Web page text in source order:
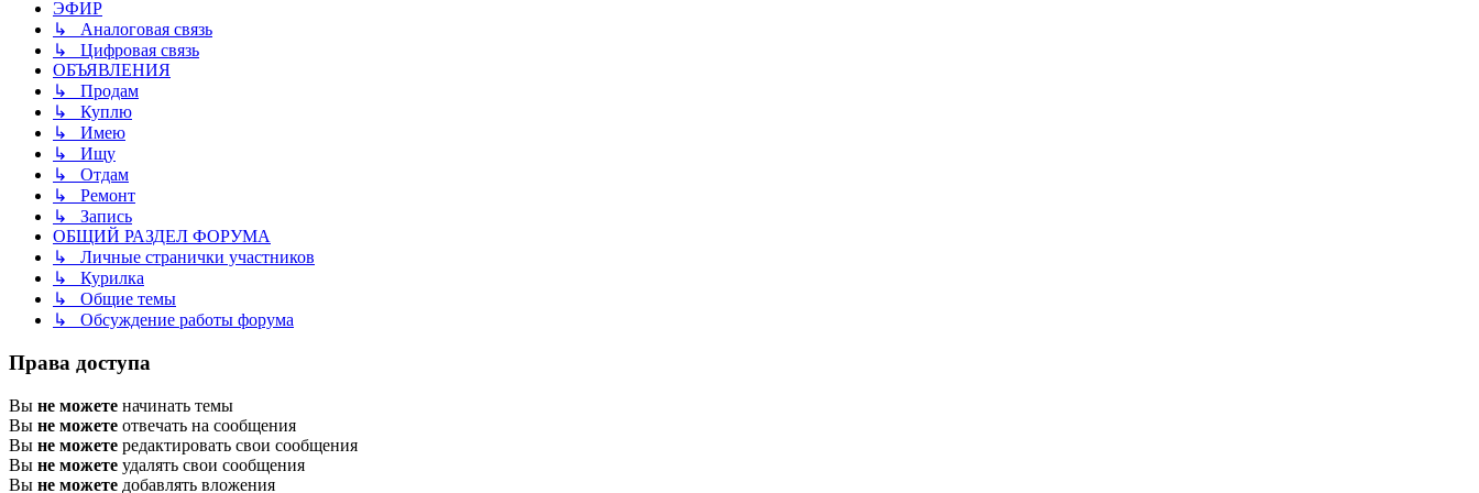
ЭФИР
↳ Аналоговая связь
↳ Цифровая связь
ОБЪЯВЛЕНИЯ
↳ Продам
↳ Куплю
↳ Имею
↳ Ищу
↳ Отдам
↳ Ремонт
↳ Запись
ОБЩИЙ РАЗДЕЛ ФОРУМА
↳ Личные странички участников
↳ Курилка
↳ Общие темы
↳ Обсуждение работы форума
Права доступа
Вы не можете начинать темы
Вы не можете отвечать на сообщения
Вы не можете редактировать свои сообщения
Вы не можете удалять свои сообщения
Вы не можете добавлять вложения